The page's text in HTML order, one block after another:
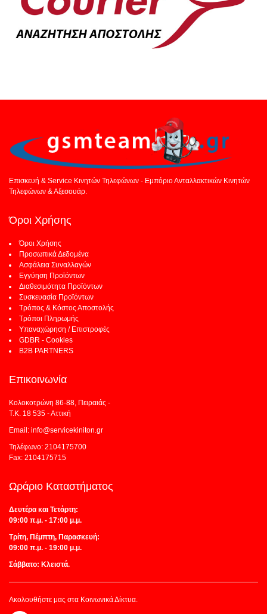
Επισκευή & Service Κινητών Τηλεφώνων - Εμπόριο Ανταλλακτικών Κινητών
Τηλεφώνων & Αξεσουάρ.
Όροι Χρήσης
Όροι Χρήσης
Προσωπικά Δεδομένα
Ασφάλεια Συναλλαγών
Εγγύηση Προϊόντων
Διαθεσιμότητα Προϊόντων
Συσκευασία Προϊόντων
Τρόπος & Κόστος Αποστολής
Τρόποι Πληρωμής
Υπαναχώρηση / Επιστροφές
GDBR - Cookies
B2B PARTNERS
Επικοινωνία
Κολοκοτρώνη 86-88, Πειραιάς -
Τ.Κ. 18 535 - Αττική
Email: info@servicekiniton.gr
Τηλέφωνο: 2104175700
Fax: 2104175715
Ωράριο Καταστήματος
Δευτέρα και Τετάρτη:
09:00 π.μ. - 17:00 μ.μ.
Τρίτη, Πέμπτη, Παρασκευή:
09:00 π.μ. - 19:00 μ.μ.
Σάββατο: Κλειστά.
Ακολουθήστε μας στα Κοινωνικά Δίκτυα.